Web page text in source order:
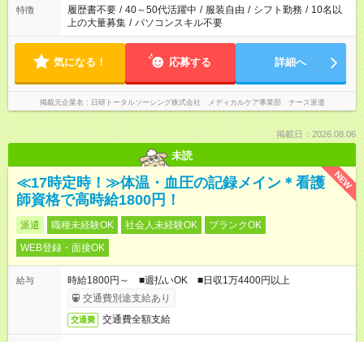
ません
特徴 履歴書不要 / 40～50代活躍中 / 服装自由 / シフト勤務 / 10名以
上の大量募集 / パソコンスキル不要
気になる！ 応募する 詳細へ
掲載元企業名 日研トータルソーシング株式会社 メディカルケア事業部 ナース派遣
掲載日：2026.08.06
未読
NEW
≪17時定時！≫体温・血圧の記録メイン＊看護
師資格で高時給1800円！
派遣 職種未経験OK 社会人未経験OK
ブランクOK
WEB登録・面接OK
給与
時給1800円～ ■週払いOK ■日収1万4400円以上
交通費別途支給あり
交通費 交通費全額支給